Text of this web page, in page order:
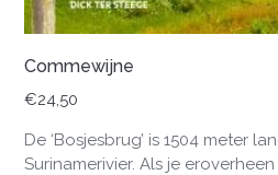
Commewijne
€24,50
De ‘Bosjesbrug’ is 1504 meter
Surinamerivier. Als je